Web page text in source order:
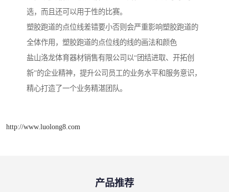
选，而且还可以用于性的比赛。
塑胶跑道的点位线差错要小否则会严重影响塑胶跑道的
全体作用，塑胶跑道的点位线的线的画法和颜色
盐山洛龙体育器材销售有限公司以“团结进取、开拓创
新”的企业精神，提升公司员工的业务水平和服务意识，
精心打造了一个业务精湛团队。
http://www.luolong8.com
产品推荐